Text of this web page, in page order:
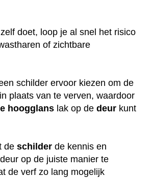
doet, loop je al snel het risico
of zichtbare
schilder ervoor kiezen om de
plaats van te verven, waardoor
hoogglans lak op de deur kunt
de schilder de kennis en
op de juiste manier te
de verf zo lang mogelijk